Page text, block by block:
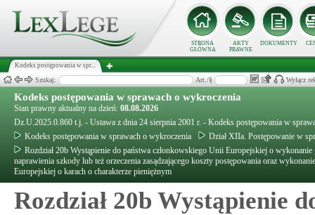
STRONA
GŁÓWNA
AKTY
PRAWNE
DOKUMENTY
Kodeks postępowania w spr...
Szukaj: Art./§ Wyłącz
Kodeks postępowania w sprawach o wykroczenia
Stan prawny aktualny na dzień: 08.08.2026
Dz.U.2025.0.860 t.j. - Ustawa z dnia 24 sierpnia 2001 r. - Kodeks postępowania w
Kodeks postępowania w sprawach o wykroczenia
Dział XIIa. Postępowanie w
Rozdział 20b Wystąpienie do państwa członkowskiego Unii Europejskiej o
naprawienia szkody lub też orzeczenia zasądzającego koszty postępowania oraz
Europejskiej o karach o charakterze pieniężnym
Rozdział 20b Wystąpienie